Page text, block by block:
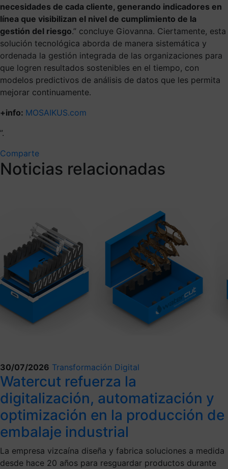
necesidades de cada cliente, generando indicadores en
línea que visibilizan el nivel de cumplimiento de la
gestión del riesgo.” concluye Giovanna. Ciertamente, esta
solución tecnológica aborda de manera sistemática y
ordenada la gestión integrada de las organizaciones para
que logren resultados sostenibles en el tiempo, con
modelos predictivos de análisis de datos que les permita
mejorar continuamente.
+info: MOSAIKUS.com
”.
Comparte
Noticias relacionadas
30/07/2026 Transformación Digital
Watercut refuerza la
digitalización, automatización y
optimización en la producción de
embalaje industrial
La empresa vizcaína diseña y fabrica soluciones a medida
desde hace 20 años para resguardar productos durante